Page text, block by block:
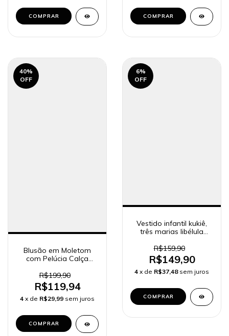
COMPRAR COMPRAR
40%
OFF
Blusão em Moletom
com Pelúcia Calça
Kukiê Bebê Menina
79803
R$199,90
R$119,94
4 x de R$29,99 sem juros
COMPRAR
6%
OFF
Vestido infantil kukiê,
três marias libélula
R$159,90
R$149,90
4 x de R$37,48 sem juros
COMPRAR